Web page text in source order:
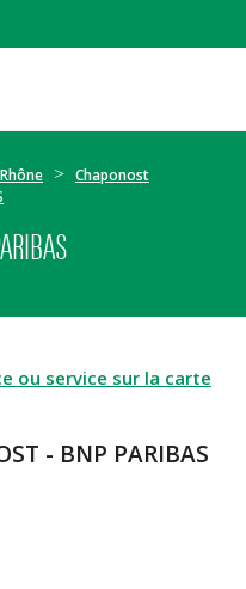
Rhône
Chaponost
ou service sur la carte
- BNP PARIBAS